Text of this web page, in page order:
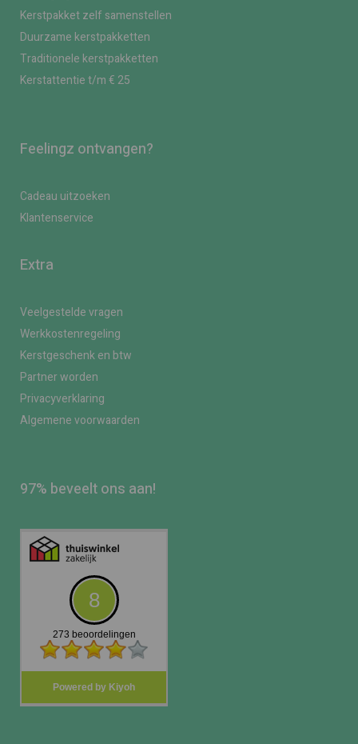
Kerstpakket zelf samenstellen
Duurzame kerstpakketten
Traditionele kerstpakketten
Kerstattentie t/m € 25
Feelingz ontvangen?
Cadeau uitzoeken
Klantenservice
Extra
Veelgestelde vragen
Werkkostenregeling
Kerstgeschenk en btw
Partner worden
Privacyverklaring
Algemene voorwaarden
97% beveelt ons aan!